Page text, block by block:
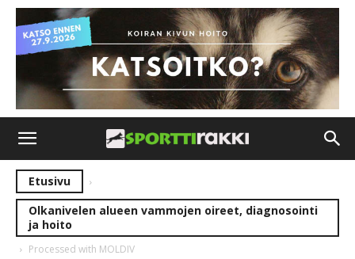
Etusivu
Olkanivelen alueen vammojen oireet, diagnosointi
ja hoito
Processed with MOLDIV